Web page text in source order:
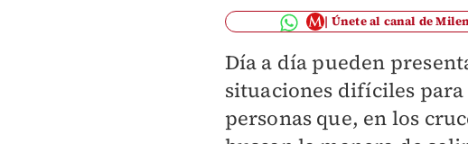
Únete al canal de
Día a día pueden
situaciones difíciles para
personas que, en los